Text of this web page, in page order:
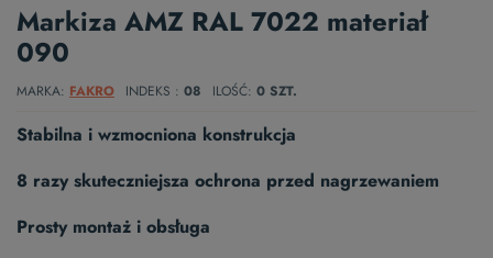
Markiza AMZ RAL 7022 materiał
090
MARKA FAKRO INDEKS 08 ILOŚĆ 0 SZT.
Stabilna i wzmocniona konstrukcja
8 razy skuteczniejsza ochrona przed nagrzewaniem
Prosty montaż i obsługa